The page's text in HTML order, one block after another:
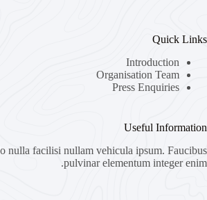
Quick Links
Introduction
Organisation Team
Press Enquiries
Useful Information
nulla facilisi nullam vehicula ipsum. Faucibus
pulvinar elementum integer enim.